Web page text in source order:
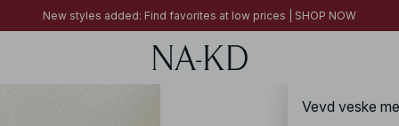
New styles added: Find favorites at low prices | SHOP NOW
FINAL SALE | SHOP NOW
New styles added: Find favorites at low prices | SHOP NOW
Vevd veske